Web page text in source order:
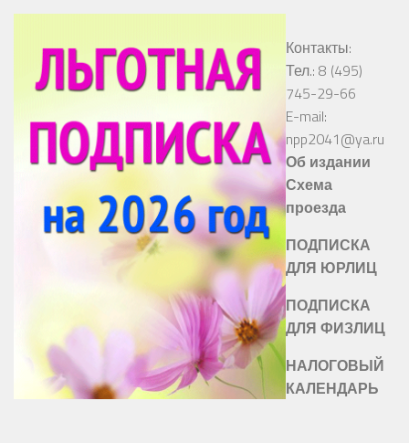
Контакты:
Тел.: 8 (495)
745-29-66
E-mail:
npp2041@ya.ru
Об издании
Схема
проезда
ПОДПИСКА
ДЛЯ ЮРЛИЦ
ПОДПИСКА
ДЛЯ ФИЗЛИЦ
НАЛОГОВЫЙ
КАЛЕНДАРЬ